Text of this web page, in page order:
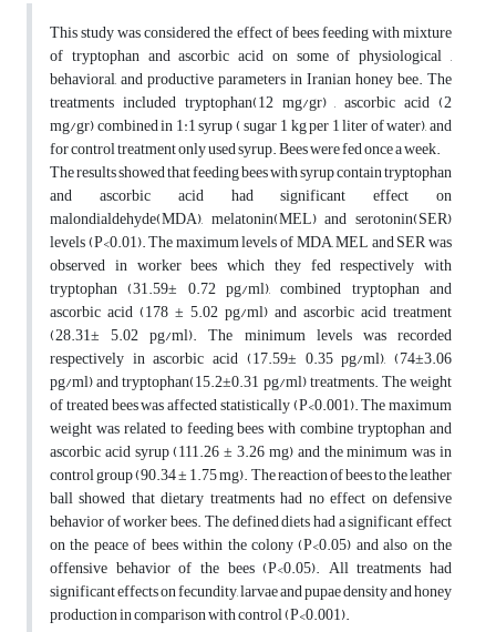
This study was considered the effect of bees feeding with mixture
of tryptophan and ascorbic acid on some of physiological ,
behavioral, and productive parameters in Iranian honey bee. The
treatments included tryptophan(12 mg/gr) , ascorbic acid (2
mg/gr) combined in 1:1 syrup ( sugar 1 kg per 1 liter of water), and
for control treatment only used syrup. Bees were fed once a week.
The results showed that feeding bees with syrup contain tryptophan
and ascorbic acid had significant effect on
malondialdehyde(MDA), melatonin(MEL) and serotonin(SER)
levels (P<0.01). The maximum levels of MDA, MEL and SER was
observed in worker bees which they fed respectively with
tryptophan (31.59± 0.72 pg/ml), combined tryptophan and
ascorbic acid (178 ± 5.02 pg/ml) and ascorbic acid treatment
(28.31± 5.02 pg/ml). The minimum levels was recorded
respectively in ascorbic acid (17.59± 0.35 pg/ml), (74±3.06
pg/ml) and tryptophan(15.2±0.31 pg/ml) treatments. The weight
of treated bees was affected statistically (P<0.001). The maximum
weight was related to feeding bees with combine tryptophan and
ascorbic acid syrup (111.26 ± 3.26 mg) and the minimum was in
control group (90.34 ± 1.75 mg). The reaction of bees to the leather
ball showed that dietary treatments had no effect on defensive
behavior of worker bees. The defined diets had a significant effect
on the peace of bees within the colony (P<0.05) and also on the
offensive behavior of the bees (P<0.05). All treatments had
significant effects on fecundity, larvae and pupae density and honey
production in comparison with control (P<0.001).